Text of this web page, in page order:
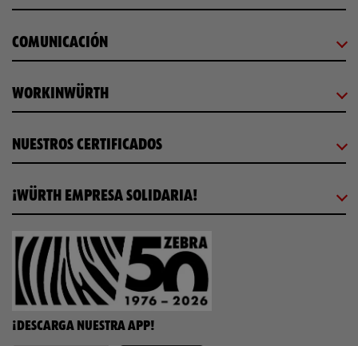
COMUNICACIÓN
WORKINWÜRTH
NUESTROS CERTIFICADOS
¡WÜRTH EMPRESA SOLIDARIA!
¡DESCARGA NUESTRA APP!